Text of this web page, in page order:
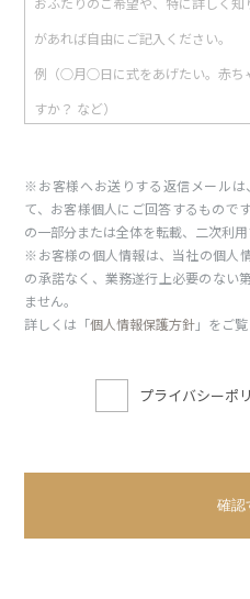
※お客様へお送りする返信メール
て、お客様個人にご回答するもので
の一部分または全体を転載、二次利
※お客様の個人情報は、当社の個人
の承諾なく、業務遂行上必要のない
ません。
詳しくは「個人情報保護方針」をご覧
プライバシーポ